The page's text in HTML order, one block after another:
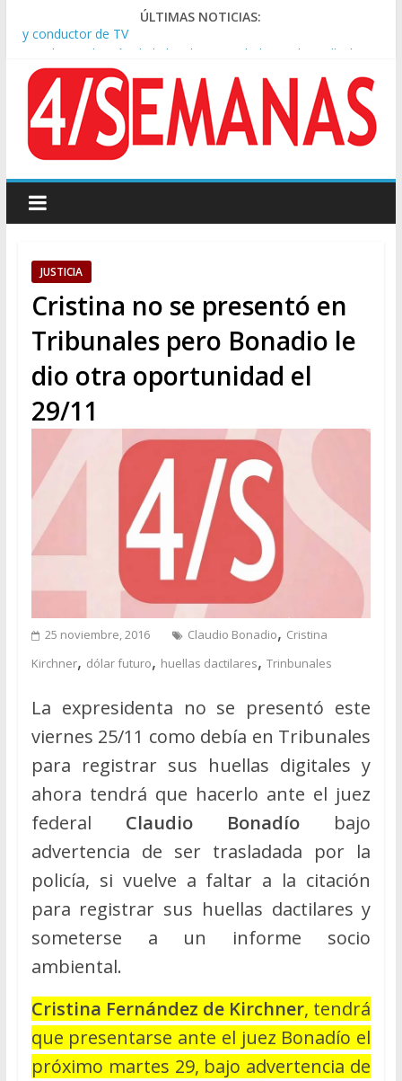
ÚLTIMAS NOTICIAS:
Tras la aprobación de la ley de propiedad privada, Bullrich
apuntó: “Vino un poco endiablada”
Causa AFA: el juez Amarante calificó de “ficción judicial” el
traslado del expediente a Campana
A pocas cuadras de La Bombonera chocaron un tren y un
colectivo: siete heridos
Día de San Cayetano: masiva marcha a Plaza de Mayo de
Pesar por la muerte de Leandro Rud, histórico representante
y conductor de TV
JUSTICIA
Cristina no se presentó en
Tribunales pero Bonadio le
dio otra oportunidad el
29/11
25 noviembre, 2016 Claudio Bonadio, Cristina
Kirchner, dólar futuro, huellas dactilares, Trinbunales
La expresidenta no se presentó este
viernes 25/11 como debía en Tribunales
para registrar sus huellas digitales y
ahora tendrá que hacerlo ante el juez
federal Claudio Bonadío bajo
advertencia de ser trasladada por la
policía, si vuelve a faltar a la citación
para registrar sus huellas dactilares y
someterse a un informe socio
ambiental.
Cristina Fernández de Kirchner, tendrá
que presentarse ante el juez Bonadío el
próximo martes 29, bajo advertencia de